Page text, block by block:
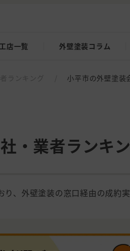
店一覧 外壁塗装コラム
小平市の外壁塗装
・業者ランキ
、外壁塗装の窓口経由の成約